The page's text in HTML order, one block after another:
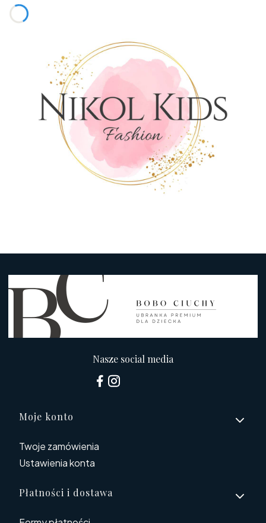
Nasze social media
Linki w stopce
Moje konto
Twoje zamówienia
Ustawienia konta
Płatności i dostawa